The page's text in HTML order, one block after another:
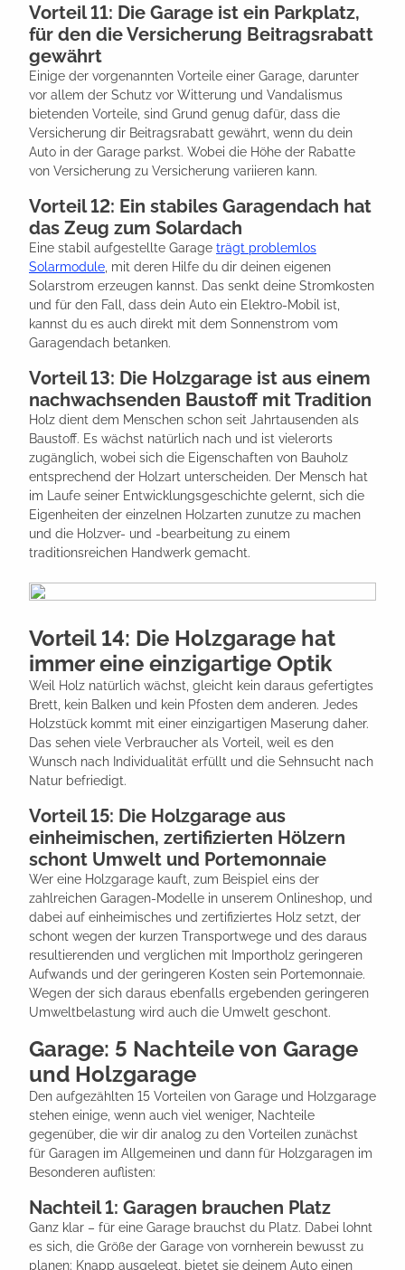
Vorteil 11: Die Garage ist ein Parkplatz,
für den die Versicherung Beitragsrabatt
gewährt
Einige der vorgenannten Vorteile einer Garage, darunter
vor allem der Schutz vor Witterung und Vandalismus
bietenden Vorteile, sind Grund genug dafür, dass die
Versicherung dir Beitragsrabatt gewährt, wenn du dein
Auto in der Garage parkst. Wobei die Höhe der Rabatte
von Versicherung zu Versicherung variieren kann.
Vorteil 12: Ein stabiles Garagendach hat
das Zeug zum Solardach
Eine stabil aufgestellte Garage trägt problemlos
Solarmodule , mit deren Hilfe du dir deinen eigenen
Solarstrom erzeugen kannst. Das senkt deine Stromkosten
und für den Fall, dass dein Auto ein Elektro-Mobil ist,
kannst du es auch direkt mit dem Sonnenstrom vom
Garagendach betanken.
Vorteil 13: Die Holzgarage ist aus einem
nachwachsenden Baustoff mit Tradition
Holz dient dem Menschen schon seit Jahrtausenden als
Baustoff. Es wächst natürlich nach und ist vielerorts
zugänglich, wobei sich die Eigenschaften von Bauholz
entsprechend der Holzart unterscheiden. Der Mensch hat
im Laufe seiner Entwicklungsgeschichte gelernt, sich die
Eigenheiten der einzelnen Holzarten zunutze zu machen
und die Holzver- und -bearbeitung zu einem
traditionsreichen Handwerk gemacht.
Vorteil 14: Die Holzgarage hat
immer eine einzigartige Optik
Weil Holz natürlich wächst, gleicht kein daraus gefertigtes
Brett, kein Balken und kein Pfosten dem anderen. Jedes
Holzstück kommt mit einer einzigartigen Maserung daher.
Das sehen viele Verbraucher als Vorteil, weil es den
Wunsch nach Individualität erfüllt und die Sehnsucht nach
Natur befriedigt.
Vorteil 15: Die Holzgarage aus
einheimischen, zertifizierten Hölzern
schont Umwelt und Portemonnaie
Wer eine Holzgarage kauft, zum Beispiel eins der
zahlreichen Garagen-Modelle in unserem Onlineshop, und
dabei auf einheimisches und zertifiziertes Holz setzt, der
schont wegen der kurzen Transportwege und des daraus
resultierenden und verglichen mit Importholz geringeren
Aufwands und der geringeren Kosten sein Portemonnaie.
Wegen der sich daraus ebenfalls ergebenden geringeren
Umweltbelastung wird auch die Umwelt geschont.
Garage: 5 Nachteile von Garage
und Holzgarage
Den aufgezählten 15 Vorteilen von Garage und Holzgarage
stehen einige, wenn auch viel weniger, Nachteile
gegenüber, die wir dir analog zu den Vorteilen zunächst
für Garagen im Allgemeinen und dann für Holzgaragen im
Besonderen auflisten:
Nachteil 1: Garagen brauchen Platz
Ganz klar – für eine Garage brauchst du Platz. Dabei lohnt
es sich, die Größe der Garage von vornherein bewusst zu
planen: Knapp ausgelegt, bietet sie deinem Auto einen